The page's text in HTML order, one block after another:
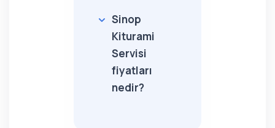
Sinop
Kiturami
Servisi
fiyatları
nedir?